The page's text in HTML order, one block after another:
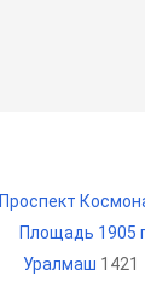
Проспект
Площадь 1905
Уралмаш 1421